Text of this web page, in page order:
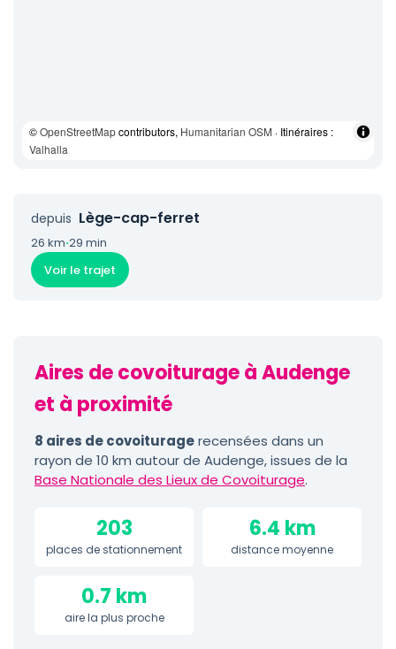
©OpenStreetMapcontributors, Humanitarian OSM · Itinéraires :
Valhalla
depuis Lège-cap-ferret
26 km·29 min
Voir le trajet
Aires de covoiturage à Audenge
et à proximité
8 aires de covoituragerecensées dans un
rayon de 10 km autour de Audenge, issues de la
Base Nationale des Lieux de Covoiturage.
203
places de stationnement
6.4 km
distance moyenne
0.7 km
aire la plus proche